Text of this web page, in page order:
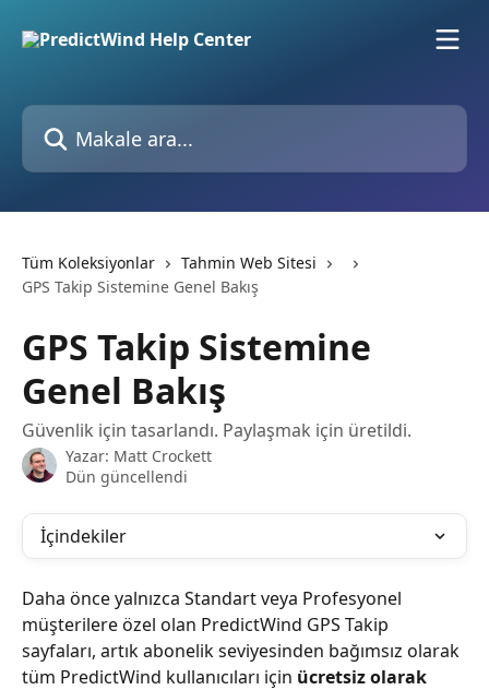
Makale ara...
Tüm Koleksiyonlar
Tahmin Web Sitesi
GPS Takip Sistemine Genel Bakış
GPS Takip Sistemine
Genel Bakış
Güvenlik için tasarlandı. Paylaşmak için üretildi.
Yazar: Matt Crockett
Dün güncellendi
İçindekiler
Daha önce yalnızca Standart veya Profesyonel
müşterilere özel olan PredictWind GPS Takip
sayfaları, artık abonelik seviyesinden bağımsız olarak
tüm PredictWind kullanıcıları için ücretsiz olarak